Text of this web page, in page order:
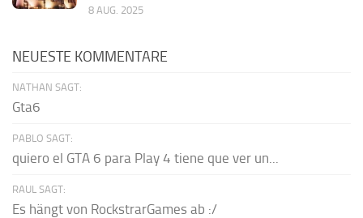
8 AUG. 2025
NEUESTE KOMMENTARE
NATHAN SAGT:
Gta6
PABLO SAGT:
quiero el GTA 6 para Play 4 tiene que ver un...
RAUL SAGT:
Es hängt von RockstrarGames ab :/